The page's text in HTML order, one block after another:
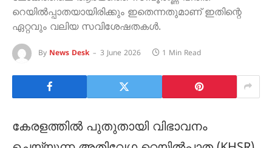
റെയിൽപ്പാതയായിരിക്കും ഇതെന്നതുമാണ് ഇതിന്റെ
ഏറ്റവും വലിയ സവിശേഷതകൾ.
By News Desk 3 June 2026 1 Min Read
കേരളത്തിൽ പുതുതായി വിഭാവനം